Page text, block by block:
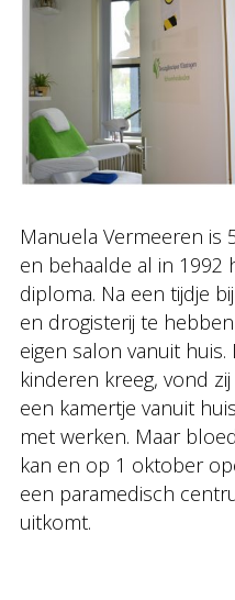
Manuela Vermeeren is
en behaalde al in 1992
diploma. Na een tijdje
en drogisterij te
eigen salon vanuit huis.
kinderen kreeg, vond
een kamertje vanuit
met werken. Maar
kan en op 1 oktober
een paramedisch
uitkomt.